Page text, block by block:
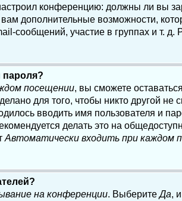
конференцию: должны ли вы
дополнительные возможности,
сообщений, участие в группах и т. д.
пароля?
посещении, вы сможете
для того, чтобы никто другой не
вводить имя пользователя и
делать это на
Автоматически входить при каждом
на конференции. ВыберитеДа,